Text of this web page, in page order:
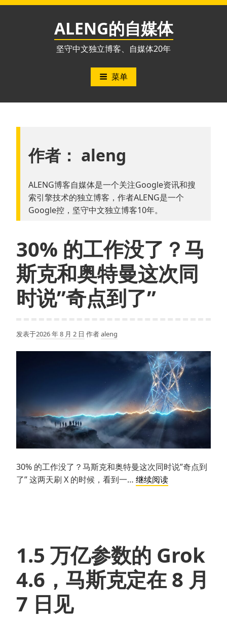
跳
ALENG的自媒体
坚守中文独立博客、自媒体20年
菜单
作者： aleng
ALENG博客自媒体是一个关注Google资讯和搜
索引擎技术的独立博客，作者ALENG是一个
Google控，坚守中文独立博客10年。
30% 的工作没了？马
斯克和奥特曼这次同
时说”奇点到了”
发表于2026 年 8 月 2 日 作者aleng
30% 的工作没了？马斯克和奥特曼这次同时说”奇点到
了” 这两天刷 X 的时候，看到一… 继续阅读30%
马
克
1.5 万亿参数的 Grok
4.6，马斯克定在 8 月
7 日见